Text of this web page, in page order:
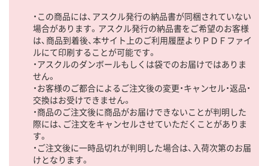
・この商品には、アスクル発行の納品書が同梱されていない
場合があります。アスクル発行の納品書をご希望のお客様
は、商品到着後、本サイト上のご利用履歴よりＰＤＦファイ
ルにて印刷することが可能です。
・アスクルのダンボールもしくは袋でのお届けではありま
せん。
・お客様のご都合によるご注文後の変更・キャンセル・返品・
交換はお受けできません。
・商品のご注文後に商品がお届けできないことが判明した
際には、ご注文をキャンセルさせていただくことがありま
す。
・ご注文後に一時品切れが判明した場合は、入荷次第のお届
けとなります。